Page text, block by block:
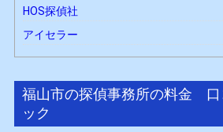
HOS探偵社
アイセラー
福山市の探偵事務所の料金
ック